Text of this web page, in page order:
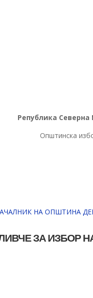
Република Северна
Општинска
ЗА ИЗБОР